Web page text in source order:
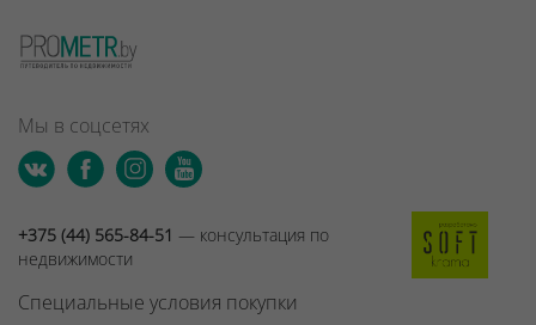
Мы в соцсетях
+375 (44) 565-84-51 — консультация по
недвижимости
Специальные условия покупки